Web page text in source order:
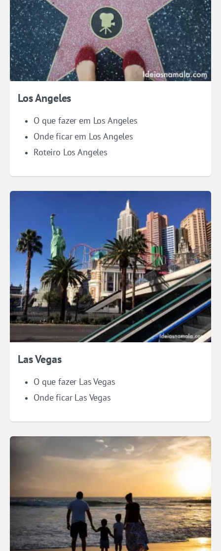
Los Angeles
O que fazer em Los Angeles
Onde ficar em Los Angeles
Roteiro Los Angeles
Las Vegas
O que fazer Las Vegas
Onde ficar Las Vegas